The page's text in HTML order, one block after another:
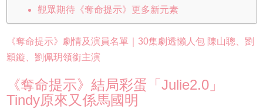
觀眾期待《奪命提示》更多新元素
《奪命提示》劇情及演員名單｜30集劇透懶人包 陳山聰、劉
穎鏇、劉佩玥領銜主演
《奪命提示》結局彩蛋「Julie2.0」
Tindy原來又係馬國明